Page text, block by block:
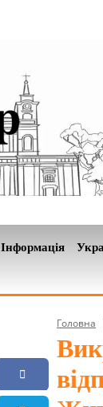
Інформація
Головна